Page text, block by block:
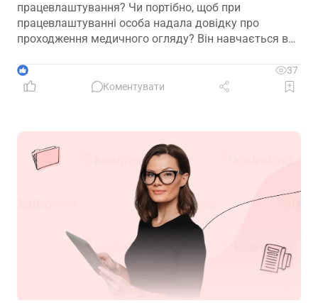
працевлаштування? Чи портібно, щоб при
працевлаштуванні особа надала довідку про
проходження медичного огляду? Він навчається в
потрібно брати довдку з навчального закладу про
проходження навчаня?
1
37
Коментувати